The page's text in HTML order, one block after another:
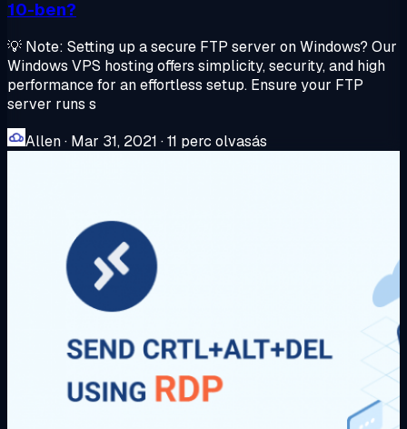
10-ben?
💡 Note: Setting up a secure FTP server on Windows? Our
Windows VPS hosting offers simplicity, security, and high
performance for an effortless setup. Ensure your FTP
server runs s
Allen· Mar 31, 2021 ·11 perc olvasás